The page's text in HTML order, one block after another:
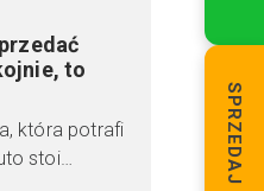
to
która potrafi
stoi…
SPRZEDAJ